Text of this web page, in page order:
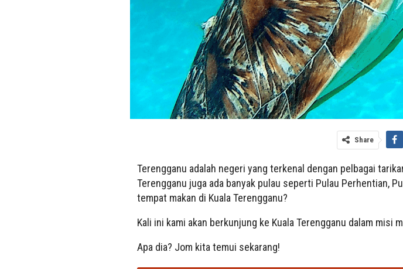
Share
Terengganu adalah negeri yang terkenal dengan pelbagai
Terengganu juga ada banyak pulau seperti Pulau Perhentian,
tempat makan di Kuala Terengganu?
Kali ini kami akan berkunjung ke Kuala Terengganu dalam misi
Apa dia? Jom kita temui sekarang!